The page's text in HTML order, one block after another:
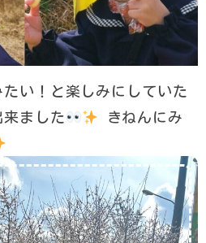
い！と楽しみにしていた
ました
きねんにみ